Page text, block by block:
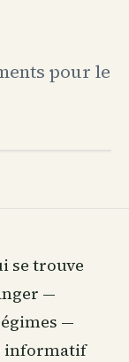
pour le
se trouve
—
—
informatif